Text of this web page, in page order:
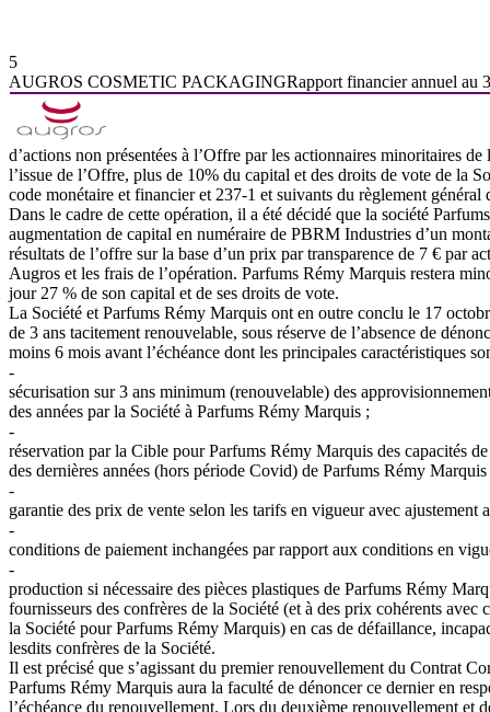
5
AUGROS COSMETIC PACKAGINGRapport financier annuel au
d’actions non présentées à l’Offre parles actionnaires minoritaires de
l’issue de l’Offre, plus de 10% du capital et des droits de vote de la
code monétaire et financier et 237-1 et suivants du règlement
Dans le cadre de cette opération, il a été décidé que la société
augmentation de capital en numéraire de PBRM Industries d’un
résultats de l’offre surla base d’un prix partransparence de 7 € par
Augros et les frais de l’opération. Parfums Rémy Marquis restera
jour 27 % de son capital et de ses droits de vote.
La Société et Parfums Rémy Marquis ont en outre conclu le 17
de 3 ans tacitement renouvelable, sous réserve de l’absence de
moins 6 mois avant l’échéance dont les principales caractéristiques
-
sécurisation sur 3 ans minimum (renouvelable) des
des années par la Société à Parfums Rémy Marquis ;
-
réservation par la Cible pour Parfums Rémy Marquis des capacités
des dernières années (hors période Covid) de Parfums Rémy
-
garantie des prix de vente selon les tarifs en vigueur avec ajustement
-
conditions de paiement inchangées par rapport aux conditions en
-
production si nécessaire des pièces plastiques de Parfums Rémy
fournisseurs des confrères de la Société (et à des prix cohérents avec
la Société pour Parfums Rémy Marquis) en cas de défaillance,
lesdits confrères de la Société.
Il est précisé que s’agissant du premierrenouvellement du Contrat
Parfums Rémy Marquis aura la faculté de dénoncerce dernieren
l’échéance du renouvellement. Lors du deuxième renouvellement et